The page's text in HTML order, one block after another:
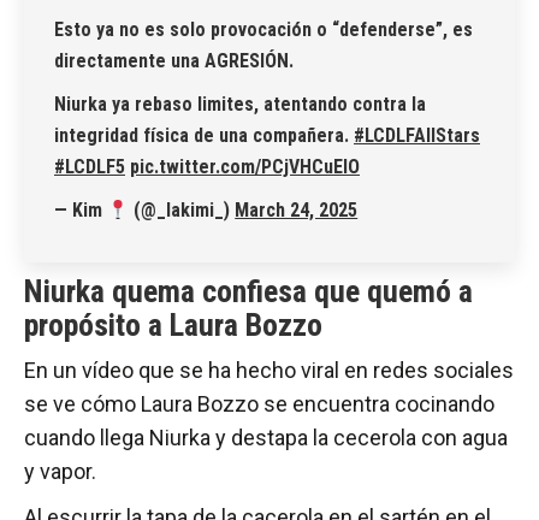
Esto ya no es solo provocación o “defenderse”, es
directamente una AGRESIÓN.
Niurka ya rebaso limites, atentando contra la
integridad física de una compañera. #LCDLFAIlStars
#LCDLF5 pic.twitter.com/PCjVHCuEIO
— Kim
(@_lakimi_) March 24, 2025
Niurka quema confiesa que quemó a
propósito a Laura Bozzo
En un vídeo que se ha hecho viral en redes sociales
se ve cómo Laura Bozzo se encuentra cocinando
cuando llega Niurka y destapa la cecerola con agua
y vapor.